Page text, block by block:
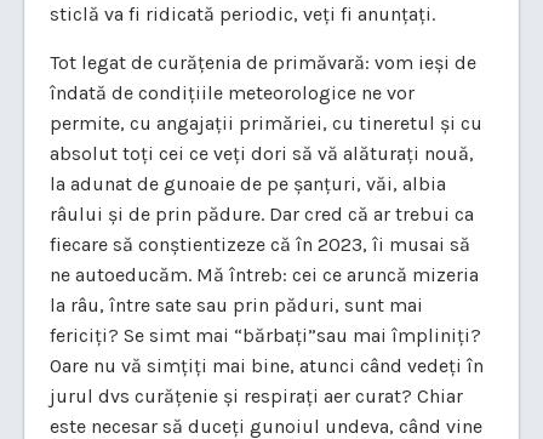
sticlă va fi ridicată periodic, veți fi anunțați.
Tot legat de curățenia de primăvară: vom ieși de
îndată de condițiile meteorologice ne vor
permite, cu angajații primăriei, cu tineretul și cu
absolut toți cei ce veți dori să vă alăturați nouă,
la adunat de gunoaie de pe șanțuri, văi, albia
râului și de prin pădure. Dar cred că ar trebui ca
fiecare să conștientizeze că în 2023, îi musai să
ne autoeducăm. Mă întreb: cei ce aruncă mizeria
la râu, între sate sau prin păduri, sunt mai
fericiți? Se simt mai “bărbați”sau mai împliniți?
Oare nu vă simțiți mai bine, atunci când vedeți în
jurul dvs curățenie și respirați aer curat? Chiar
este necesar să duceți gunoiul undeva, când vine